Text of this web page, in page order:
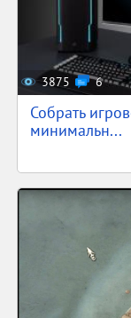
3875 6
Собрать
минимальн...